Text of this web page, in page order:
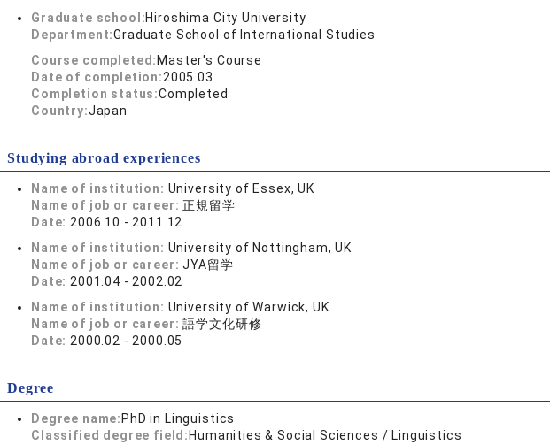
Graduate school:Hiroshima City University
Department:Graduate School of International Studies
Course completed: Master's Course
Date of completion:2005.03
Completion status:Completed
Country:Japan
Studying abroad experiences
Name of institution: University of Essex, UK
Name of job or career:正規留学
Date: 2006.10 - 2011.12
Name of institution: University of Nottingham, UK
Name of job or career:JYA留学
Date: 2001.04 - 2002.02
Name of institution: University of Warwick, UK
Name of job or career:語学文化研修
Date: 2000.02 - 2000.05
Degree
Degree name: PhD in Linguistics
Classified degree field: Humanities & Social Sciences / Linguistics